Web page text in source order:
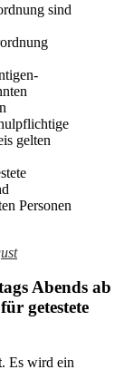
sind
gelten
Personen
Abends ab
getestete
. Es wird ein